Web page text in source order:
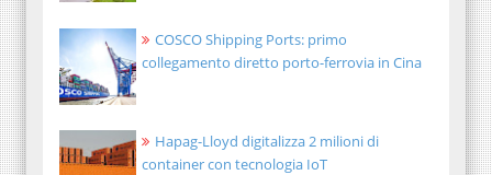
COSCO Shipping Ports: primo
collegamento diretto porto-ferrovia in Cina
Hapag-Lloyd digitalizza 2 milioni di
container con tecnologia IoT